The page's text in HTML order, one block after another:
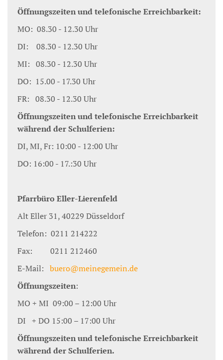
Öffnungszeiten und telefonische Erreichbarkeit:
MO: 08.30 - 12.30 Uhr
DI: 08.30 - 12.30 Uhr
MI: 08.30 - 12.30 Uhr
DO: 15.00 - 17.30 Uhr
FR: 08.30 - 12.30 Uhr
Öffnungszeiten und telefonische Erreichbarkeit
während der Schulferien:
DI, MI, Fr: 10:00 - 12:00 Uhr
DO: 16:00 - 17.:30 Uhr
Pfarrbüro Eller-Lierenfeld
Alt Eller 31, 40229 Düsseldorf
Telefon: 0211 214222
Fax: 0211 212460
E-Mail: buero@meinegemein.de
Öffnungszeiten:
MO + MI 09:00 – 12:00 Uhr
DI + DO 15:00 – 17:00 Uhr
Öffnungszeiten und telefonische Erreichbarkeit
während der Schulferien.